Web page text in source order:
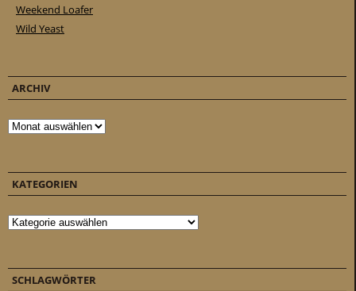
Weekend Loafer
Wild Yeast
ARCHIV
Archiv
KATEGORIEN
Kategorien
SCHLAGWÖRTER